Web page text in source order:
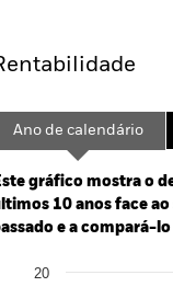
2009-09-01 00:00:00
-80 to 160.
Ano de calendário
gráfico mostra o
10 anos face
e a compará-
Bar chart with 2 data
20